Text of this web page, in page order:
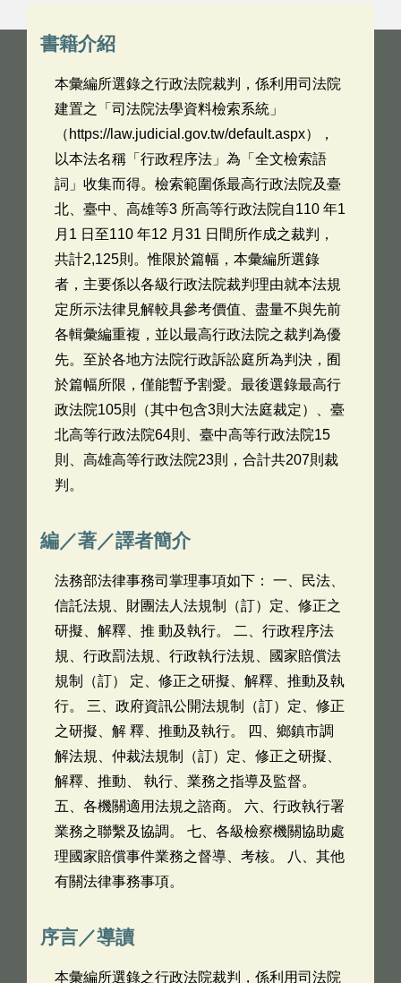
書籍介紹
本彙編所選錄之行政法院裁判，係利用司法院
建置之「司法院法學資料檢索系統」
（https://law.judicial.gov.tw/default.aspx），
以本法名稱「行政程序法」為「全文檢索語
詞」收集而得。檢索範圍係最高行政法院及臺
北、臺中、高雄等3 所高等行政法院自110 年1
月1 日至110 年12 月31 日間所作成之裁判，
共計2,125則。惟限於篇幅，本彙編所選錄
者，主要係以各級行政法院裁判理由就本法規
定所示法律見解較具參考價值、盡量不與先前
各輯彙編重複，並以最高行政法院之裁判為優
先。至於各地方法院行政訴訟庭所為判決，囿
於篇幅所限，僅能暫予割愛。最後選錄最高行
政法院105則（其中包含3則大法庭裁定）、臺
北高等行政法院64則、臺中高等行政法院15
則、高雄高等行政法院23則，合計共207則裁
判。
編／著／譯者簡介
法務部法律事務司掌理事項如下： 一、民法、
信託法規、財團法人法規制（訂）定、修正之
研擬、解釋、推 動及執行。 二、行政程序法
規、行政罰法規、行政執行法規、國家賠償法
規制（訂） 定、修正之研擬、解釋、推動及執
行。 三、政府資訊公開法規制（訂）定、修正
之研擬、解 釋、推動及執行。 四、鄉鎮市調
解法規、仲裁法規制（訂）定、修正之研擬、
解釋、推動、 執行、業務之指導及監督。
五、各機關適用法規之諮商。 六、行政執行署
業務之聯繫及協調。 七、各級檢察機關協助處
理國家賠償事件業務之督導、考核。 八、其他
有關法律事務事項。
序言／導讀
本彙編所選錄之行政法院裁判，係利用司法院